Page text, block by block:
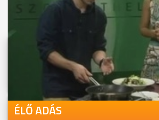
Videóink megtekinthetőek
Youtube-csatornánkon is!
ÉLŐ ADÁS